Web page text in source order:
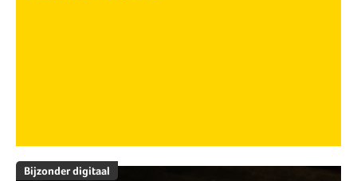
Bijzonder digitaal